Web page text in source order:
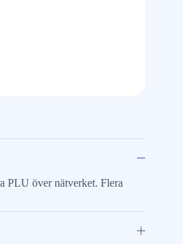
PLU över nätverket. Flera